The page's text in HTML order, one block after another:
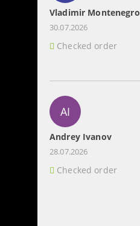
Vladimir Montenegro
30.07.2026
Checked order
AI
Andrey Ivanov
28.07.2026
Checked order